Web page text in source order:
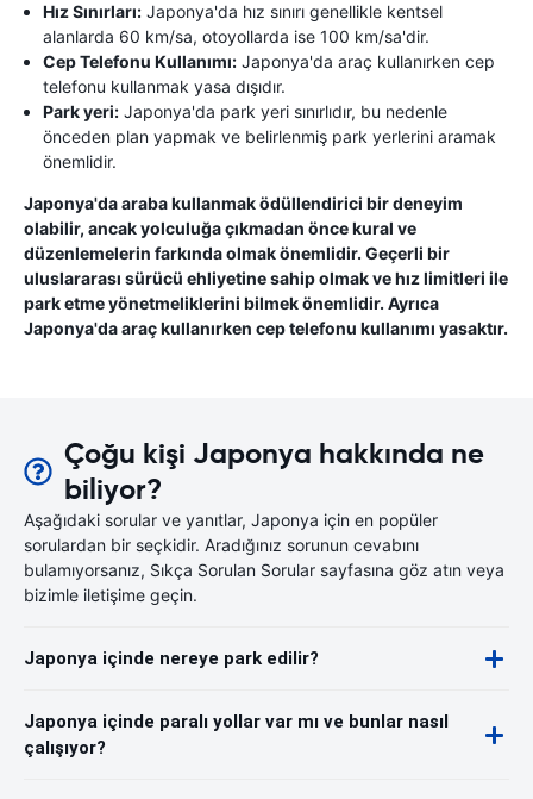
Hız Sınırları: Japonya'da hız sınırı genellikle kentsel
alanlarda 60 km/sa, otoyollarda ise 100 km/sa'dir.
Cep Telefonu Kullanımı: Japonya'da araç kullanırken cep
telefonu kullanmak yasa dışıdır.
Park yeri: Japonya'da park yeri sınırlıdır, bu nedenle
önceden plan yapmak ve belirlenmiş park yerlerini aramak
önemlidir.
Japonya'da araba kullanmak ödüllendirici bir deneyim
olabilir, ancak yolculuğa çıkmadan önce kural ve
düzenlemelerin farkında olmak önemlidir. Geçerli bir
uluslararası sürücü ehliyetine sahip olmak ve hız limitleri ile
park etme yönetmeliklerini bilmek önemlidir. Ayrıca
Japonya'da araç kullanırken cep telefonu kullanımı yasaktır.
Çoğu kişi Japonya hakkında ne
biliyor?
Aşağıdaki sorular ve yanıtlar, Japonya için en popüler
sorulardan bir seçkidir. Aradığınız sorunun cevabını
bulamıyorsanız, Sıkça Sorulan Sorular sayfasına göz atın veya
bizimle iletişime geçin.
Japonya içinde nereye park edilir?
Japonya içinde paralı yollar var mı ve bunlar nasıl
çalışıyor?